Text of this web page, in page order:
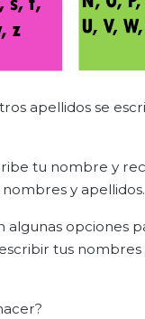
apellidos se
tu nombre y
y apellidos.
algunas opciones
tus nombres